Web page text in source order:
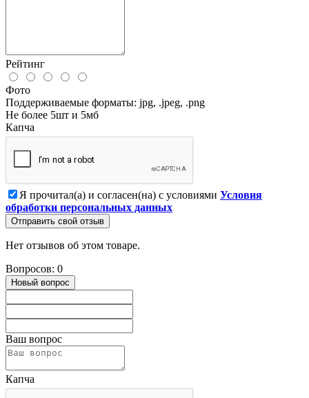
Рейтинг
Фото
Поддерживаемые форматы: jpg, .jpeg, .png
Не более 5шт и 5мб
Капча
Я прочитал(а) и согласен(на) с условиями Условия
обработки персональных данных
Отправить свой отзыв
Нет отзывов об этом товаре.
Вопросов: 0
Новый вопрос
Ваш вопрос
Капча